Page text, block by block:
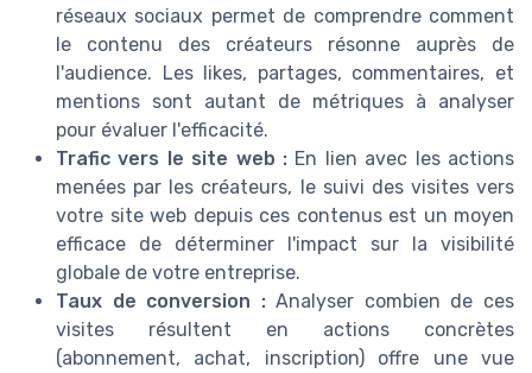
réseaux sociaux permet de comprendre comment
le contenu des créateurs résonne auprès de
l'audience. Les likes, partages, commentaires, et
mentions sont autant de métriques à analyser
pour évaluer l'efficacité.
Trafic vers le site web : En lien avec les actions
menées par les créateurs, le suivi des visites vers
votre site web depuis ces contenus est un moyen
efficace de déterminer l'impact sur la visibilité
globale de votre entreprise.
Taux de conversion :Analyser combien de ces
visites résultent en actions concrètes
(abonnement, achat, inscription) offre une vue